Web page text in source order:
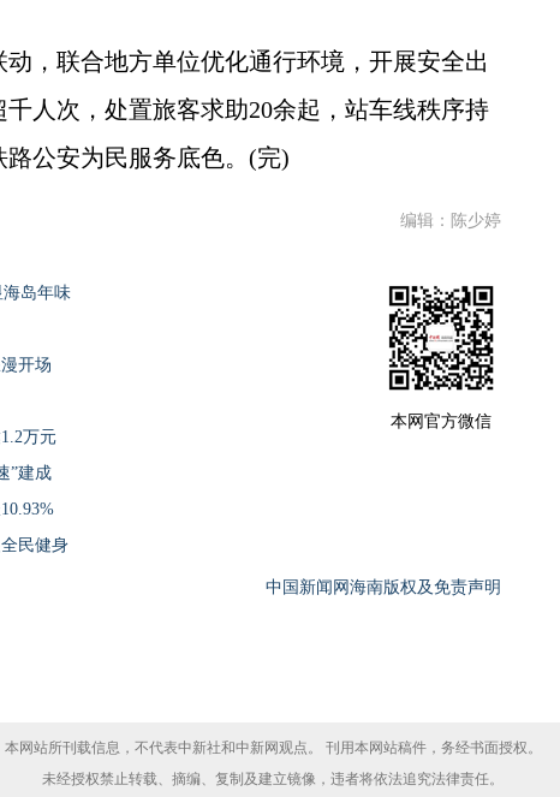
联合地方单位优化通行环境，开展安全出
人次，处置旅客求助20余起，站车线秩序持
公安为民服务底色。(完)
编辑：陈少婷
岛年味
开场
万元
”建成
民健身
本网官方微信
中国新闻网海南版权及免责声明
本网站所刊载信息，不代表中新社和中新网观点。 刊用本网站稿件，务经书面授权。
未经授权禁止转载、摘编、复制及建立镜像，违者将依法追究法律责任。